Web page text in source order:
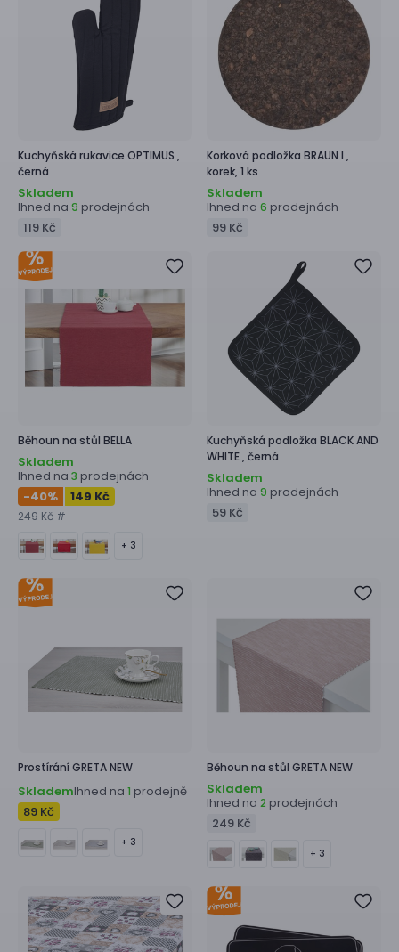
Kuchyňská rukavice OPTIMUS ,
černá
Skladem
Ihned na 9 prodejnách
119 Kč
Korková podložka BRAUN I ,
korek, 1 ks
Skladem
Ihned na 6 prodejnách
99 Kč
Běhoun na stůl BELLA
Skladem
Ihned na 3 prodejnách
-40% 149 Kč
249 Kč #
+ 3
Kuchyňská podložka BLACK AND
WHITE , černá
Skladem
Ihned na 9 prodejnách
59 Kč
ProstíráníGRETA NEW
SklademIhned na 1 prodejně
89 Kč
+ 3
Běhoun na stůl GRETA NEW
Skladem
Ihned na 2 prodejnách
249 Kč
+ 3